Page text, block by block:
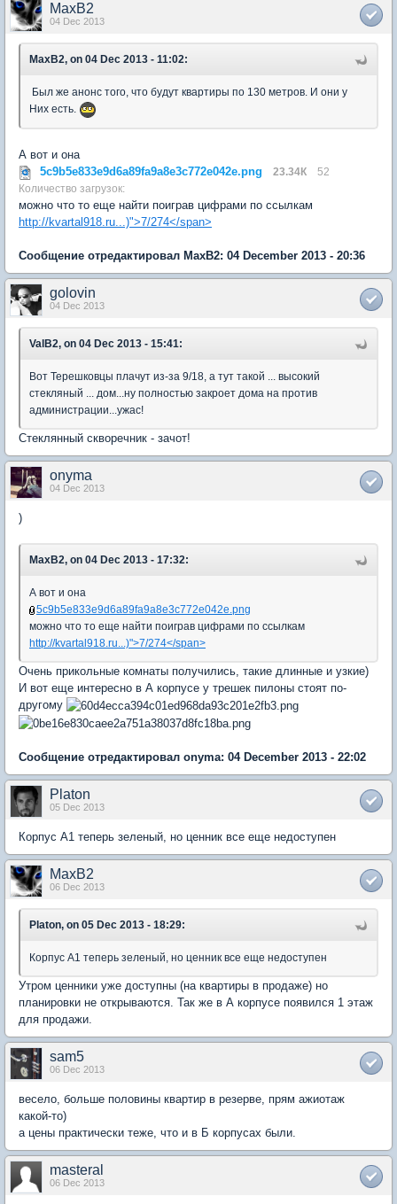
MaxB2
04 Dec 2013
MaxB2, on 04 Dec 2013 - 11:02:
Был же анонс того, что будут квартиры по 130 метров. И они у
Них есть.
А вот и она
5c9b5e833e9d6a89fa9a8e3c772e042e.png
23.34К
52
Количество загрузок:
можно что то еще найти поиграв цифрами по ссылкам
http://kvartal918.ru...)">7/274</span>
Сообщение отредактировал MaxB2: 04 December 2013 - 20:36
golovin
04 Dec 2013
ValB2, on 04 Dec 2013 - 15:41:
Вот Терешковцы плачут из-за 9/18, а тут такой ... высокий
стекляный ... дом...ну полностью закроет дома на против
администрации...ужас!
Стеклянный скворечник - зачот!
onyma
04 Dec 2013
)
MaxB2, on 04 Dec 2013 - 17:32:
А вот и она
5c9b5e833e9d6a89fa9a8e3c772e042e.png
можно что то еще найти поиграв цифрами по ссылкам
http://kvartal918.ru...)">7/274</span>
Очень прикольные комнаты получились, такие длинные и узкие)
И вот еще интересно в А корпусе у трешек пилоны стоят по-
другому
Сообщение отредактировал onyma: 04 December 2013 - 22:02
Platon
05 Dec 2013
Корпус А1 теперь зеленый, но ценник все еще недоступен
MaxB2
06 Dec 2013
Platon, on 05 Dec 2013 - 18:29:
Корпус А1 теперь зеленый, но ценник все еще недоступен
Утром ценники уже доступны (на квартиры в продаже) но
планировки не открываются. Так же в А корпусе появился 1 этаж
для продажи.
sam5
06 Dec 2013
весело, больше половины квартир в резерве, прям ажиотаж
какой-то)
а цены практически теже, что и в Б корпусах были.
masteral
06 Dec 2013